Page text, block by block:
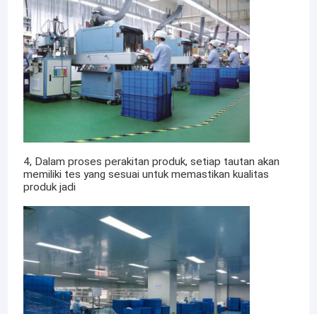
4, Dalam proses perakitan produk, setiap tautan akan
memiliki tes yang sesuai untuk memastikan kualitas
produk jadi